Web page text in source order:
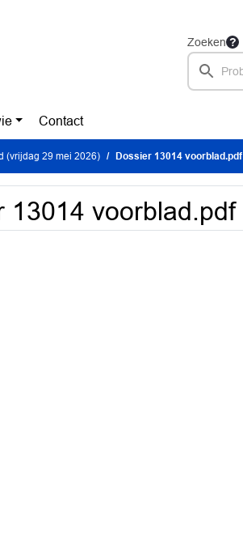
Zoeken
Contact
(vrijdag 29 mei 2026) Dossier 13014 voorblad.pdf
13014 voorblad.pdf